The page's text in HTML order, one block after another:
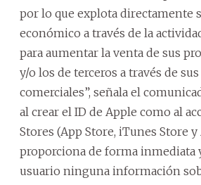
por lo que explota directamente
económico a través de la
para aumentar la venta de sus
y/o los de terceros a través de
comerciales”, señala el
al crear el ID de Apple como al
Stores (App Store, iTunes Store
proporciona de forma inmediata
usuario ninguna información